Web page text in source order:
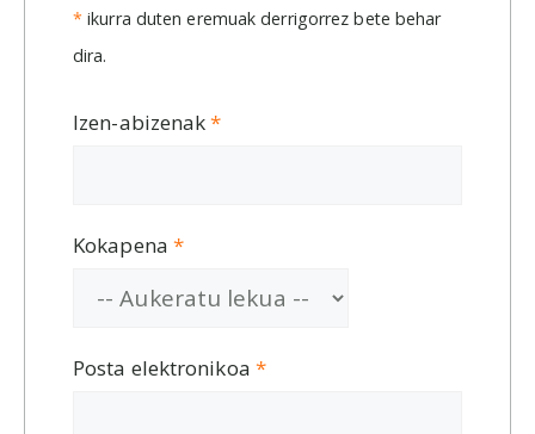
* ikurra duten eremuak derrigorrez bete behar
dira.
Izen-abizenak*
Kokapena *
Posta elektronikoa *